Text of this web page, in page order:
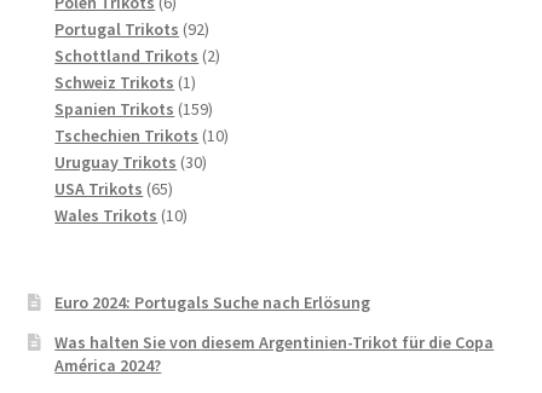
Produkte
Portugal Trikots 9292
Produkte
Schottland Trikots 22
Schweiz Trikots 11
Produkt
Spanien Trikots 159159
Produkte
Tschechien Trikots 1010
Uruguay Trikots 3030
USA Trikots 6565
Produkte
Wales Trikots 1010
Euro 2024: Portugals Suche nach Erlösung
Was halten Sie von diesem Argentinien-Trikot für die Copa
América 2024?